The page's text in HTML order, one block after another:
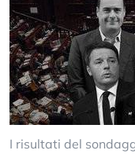
I risultati del